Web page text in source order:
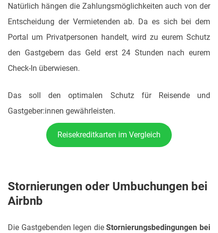
Natürlich hängen die Zahlungsmöglichkeiten auch von der
Entscheidung der Vermietenden ab. Da es sich bei dem
Portal um Privatpersonen handelt, wird zu eurem Schutz
den Gastgebern das Geld erst 24 Stunden nach eurem
Check-In überwiesen.
Das soll den optimalen Schutz für Reisende und
Gastgeber:innen gewährleisten.
Reisekreditkarten im Vergleich
Stornierungen oder Umbuchungen bei
Airbnb
Die Gastgebenden legen dieStornierungsbedingungen bei